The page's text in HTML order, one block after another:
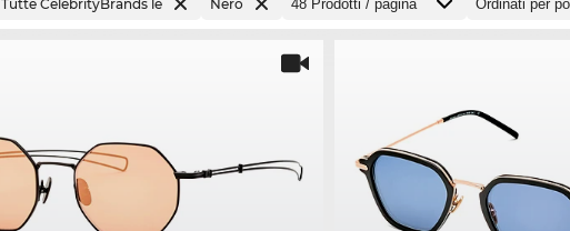
Tutte CelebrityBrands le Nero